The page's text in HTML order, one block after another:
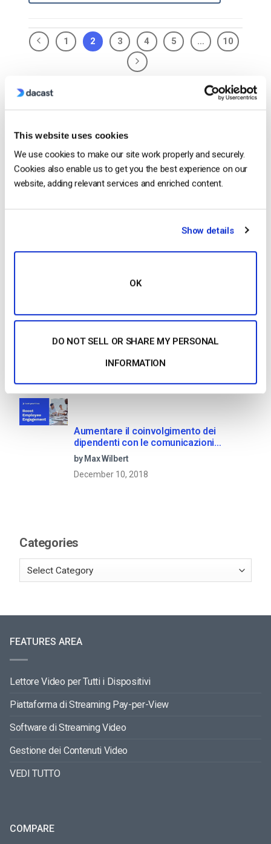
This website uses cookies
We use cookies to make our site work properly and securely.
Cookies also enable us to get you the best experience on our
website, adding relevant services and enriched content.
Show details
OK
DO NOT SELL OR SHARE MY PERSONAL
INFORMATION
1 2 3 4 5 … 10
Search
Recent
Come trasmettere in diretta da un
iPhone Apple in 6 semplici passi
by Emily Krings
media in streaming
Aumentare il coinvolgimento dei
dipendenti con le comunicazioni
aziendali in live streaming
by Max Wilbert
December 10, 2018
Categories
FEATURES AREA
Lettore Video per Tutti i Dispositivi
Piattaforma di Streaming Pay-per-View
Software di Streaming Video
Gestione dei Contenuti Video
VEDI TUTTO
COMPARE